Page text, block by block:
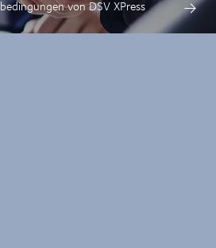
von DSV XPress